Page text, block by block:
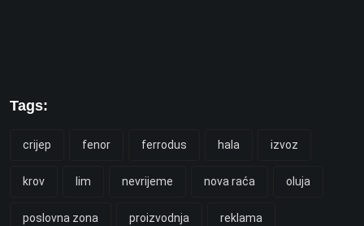
Tags:
crijep fenor ferrodus hala izvoz
krov lim nevrijeme nova raća oluja
poslovna zona proizvodnja reklama